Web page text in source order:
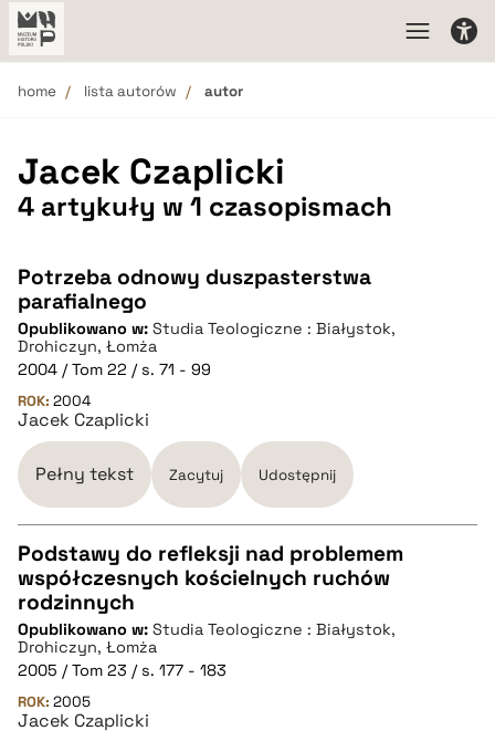
home lista autorów autor
Jacek Czaplicki
4 artykuły w 1 czasopismach
Potrzeba odnowy duszpasterstwa
parafialnego
Opublikowano w: Studia Teologiczne : Białystok,
Drohiczyn, Łomża
2004 / Tom 22 / s. 71 - 99
ROK: 2004
Jacek Czaplicki
Pełny tekst Zacytuj Udostępnij
CZYSTY TEKST
pobierz cytat
BIBTEX
Podstawy do refleksji nad problemem
współczesnych kościelnych ruchów
rodzinnych
Opublikowano w: Studia Teologiczne : Białystok,
Drohiczyn, Łomża
2005 / Tom 23 / s. 177 - 183
ROK: 2005
Jacek Czaplicki